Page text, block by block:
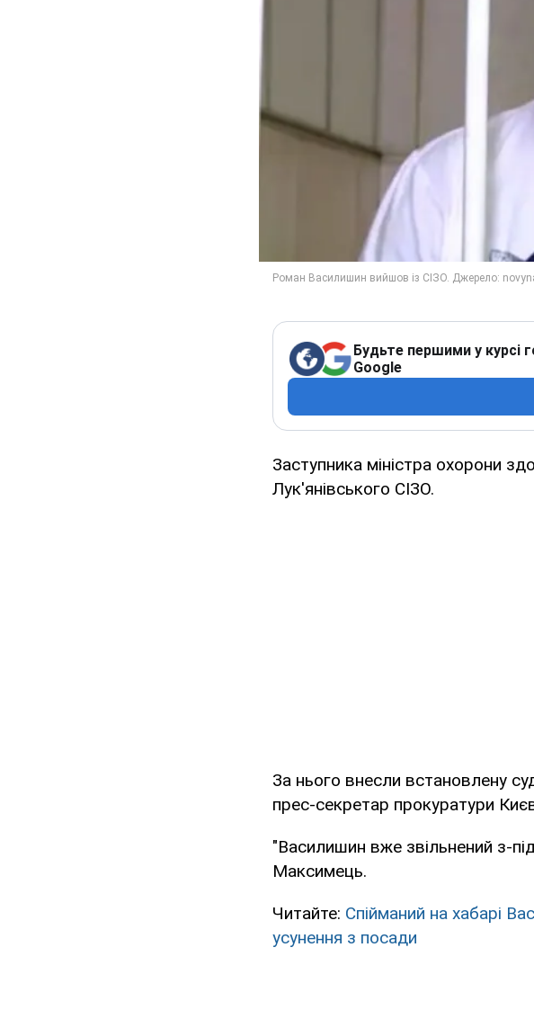
Будьте першими у курсі
Google
Заступника міністра охорони
Лук'янівського СІЗО.
За нього внесли встановлену
прес-секретар прокуратури
"Василишин вже звільнений з-
Максимець.
Читайте: Спійманий на хабарі
усунення з посади